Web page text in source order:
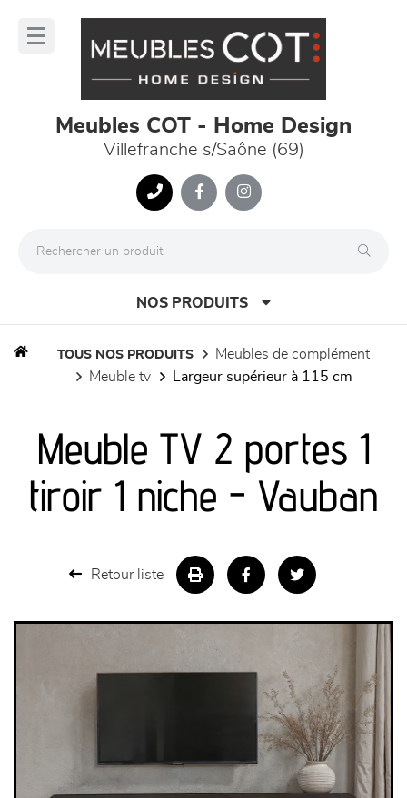
Meubles COT - Home Design
Villefranche s/Saône (69)
NOS PRODUITS
séjours
meubles de complément
TOUS NOS PRODUITS
meubles de complément
meuble tv
largeur supérieur à 115 cm
Meuble TV 2 portes 1
tiroir 1 niche - Vauban
Retour liste